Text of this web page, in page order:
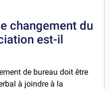
changement du
est-il
de bureau doit être
à joindre à la